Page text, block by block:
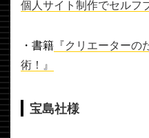
個人サイト制作でセルフ
・書籍 『クリエーターの
術！』
宝島社様